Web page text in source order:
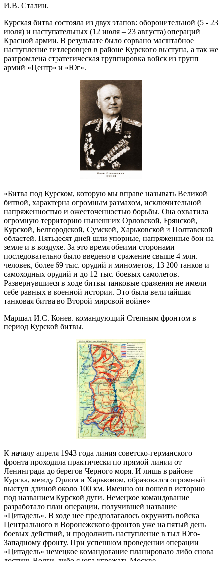
И.В. Сталин.
Курская битва состояла из двух этапов: оборонительной (5 - 23
июля) и наступательных (12 июля – 23 августа) операций
Красной армии. В результате было сорвано масштабное
наступление гитлеровцев в районе Курского выступа, а так же
разгромлена стратегическая группировка войск из групп
армий «Центр» и «Юг».
«Битва под Курском, которую мы вправе называть Великой
битвой, характерна огромным размахом, исключительной
напряженностью и ожесточенностью борьбы. Она охватила
огромную территорию нынешних Орловской, Брянской,
Курской, Белгородской, Сумской, Харьковской и Полтавской
областей. Пятьдесят дней шли упорные, напряженные бои на
земле и в воздухе. За это время обеими сторонами
последовательно было введено в сражение свыше 4 млн.
человек, более 69 тыс. орудий и минометов, 13 200 танков и
самоходных орудий и до 12 тыс. боевых самолетов.
Развернувшиеся в ходе битвы танковые сражения не имели
себе равных в военной истории. Это была величайшая
танковая битва во Второй мировой войне»
Маршал И.С. Конев, командующий Степным фронтом в
период Курской битвы.
К началу апреля 1943 года линия советско-германского
фронта проходила практически по прямой линии от
Ленинграда до берегов Черного моря. И лишь в районе
Курска, между Орлом и Харьковом, образовался огромный
выступ длиной около 100 км. Именно он вошел в историю
под названием Курской дуги. Немецкое командование
разработало план операции, получившей название
«Цитадель». В ходе нее предполагалось окружить войска
Центрального и Воронежского фронтов уже на пятый день
боевых действий, и продолжить наступление в тыл Юго-
Западному фронту. При успешном проведении операции
«Цитадель» немецкое командование планировало либо снова